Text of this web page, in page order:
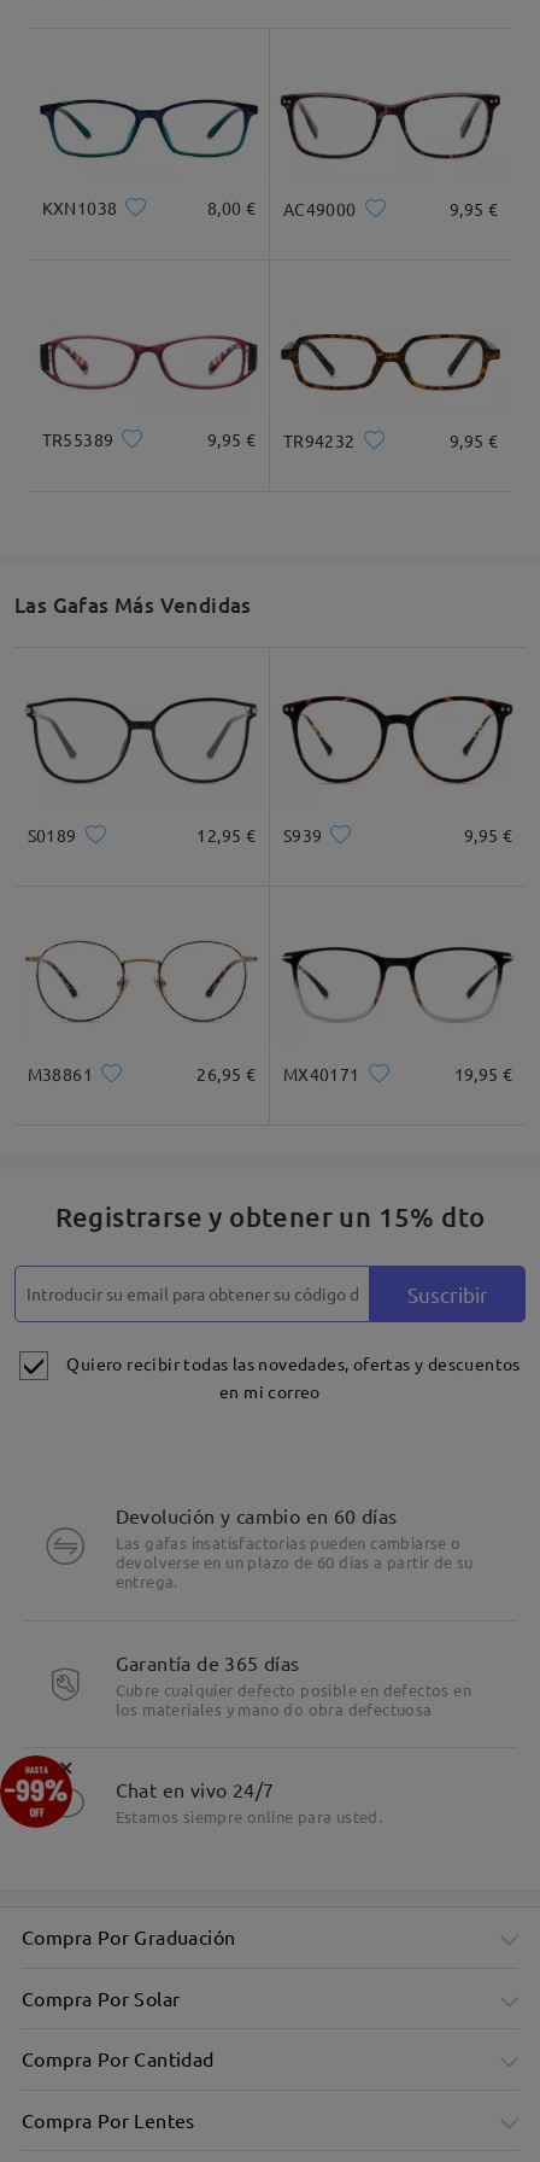
Tipo Rostro: Longitud Rostro: Ancho Rostro:
Ancho Total Longitud de Patillas
Recomendación de Rostro
* Solo Para Referencia
Descripción del Producto
Detalles
Llegado
KXN1038 8,00 € AC49000 9,95 €
TR55389 9,95 € TR94232 9,95 €
Las Gafas Más Vendidas
S0189 12,95 € S939 9,95 €
M38861 26,95 € MX40171 19,95 €
Registrarse y obtener un 15% dto
Suscribir
Quiero recibir todas las novedades, ofertas y descuentos
en mi correo
Devolución y cambio en 60 días
Las gafas insatisfactorias pueden cambiarse o
devolverse en un plazo de 60 días a partir de su
entrega.
Garantía de 365 días
Cubre cualquier defecto posible en defectos en
los materiales y mano do obra defectuosa
Chat en vivo 24/7
Estamos siempre online para usted.
Compra Por Graduación
Compra Por Solar
Compra Por Cantidad
Compra Por Lentes
×